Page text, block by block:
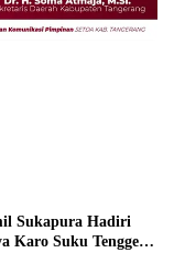
Sukapura Hadiri
Karo Suku Tengger